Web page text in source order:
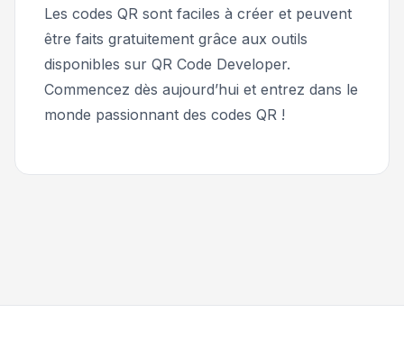
Les codes QR sont faciles à créer et peuvent
être faits gratuitement grâce aux outils
disponibles sur QR Code Developer.
Commencez dès aujourd’hui et entrez dans le
monde passionnant des codes QR !